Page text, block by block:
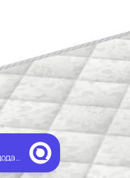
Напишіть мені для отримання додаткової знижки